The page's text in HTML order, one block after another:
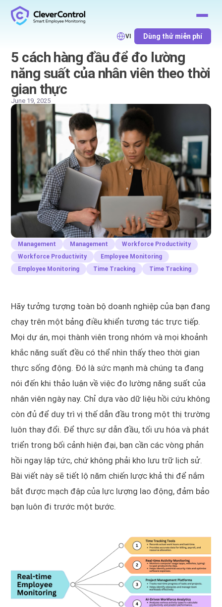
VI Dùng thử miễn phí
5 cách hàng đầu để đo lường
năng suất của nhân viên theo thời
gian thực
June 19, 2025
Management Management
Workforce Productivity
Workforce Productivity
Employee Monitoring
Employee Monitoring
Time Tracking Time Tracking
Hãy tưởng tượng toàn bộ doanh nghiệp của bạn đang
chạy trên một bảng điều khiển tương tác trực tiếp.
Mọi dự án, mọi thành viên trong nhóm và mọi khoảnh
khắc năng suất đều có thể nhìn thấy theo thời gian
thực sống động. Đó là sức mạnh mà chúng ta đang
nói đến khi thảo luận về việc đo lường năng suất của
nhân viên ngày nay. Chỉ dựa vào dữ liệu hồi cứu không
còn đủ để duy trì vị thế dẫn đầu trong một thị trường
luôn thay đổi. Để thực sự dẫn đầu, tối ưu hóa và phát
triển trong bối cảnh hiện đại, bạn cần các vòng phản
hồi ngay lập tức, chứ không phải kho lưu trữ lịch sử.
Bài viết này sẽ tiết lộ năm chiến lược khả thi để nắm
bắt được mạch đập của lực lượng lao động, đảm bảo
bạn luôn đi trước một bước.